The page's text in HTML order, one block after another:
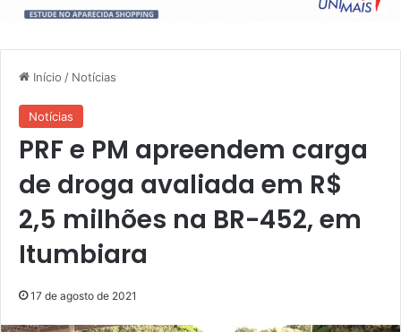
Início / Notícias
Notícias
PRF e PM apreendem carga
de droga avaliada em R$
2,5 milhões na BR-452, em
Itumbiara
17 de agosto de 2021